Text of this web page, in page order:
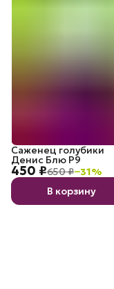
450 ₽650 ₽−31%
Саженец голубики
Денис Блю P9
В корзину